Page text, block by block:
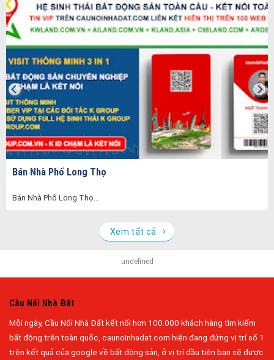
Bán Nhà Phố Long Thọ
Bán Nhà Phố Long Thọ...
Xem tất cả
undefined
Cầu Nối Nhà Đất
Mỗi ngày, Cầu Nối Nhà Đất kết nối hơn 100.000 khách hàng tìm kiếm
bất động trên toàn quốc, caunoinhadat.com hiện đang đứng vị trí số 1
trên kết quả của google về bất động sản, ở vị trí đầu tiên bạn sẽ được
Đa dạng màu sắc cửa nhôm – Tối ưu màu sắc Kiến Trúc